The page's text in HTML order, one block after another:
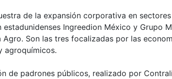
de la expansión corporativa en
estadunidenses Ingreedion México y Grupo
Agro. Son las tres focalizadas por las
agroquímicos.
de padrones públicos, realizado por